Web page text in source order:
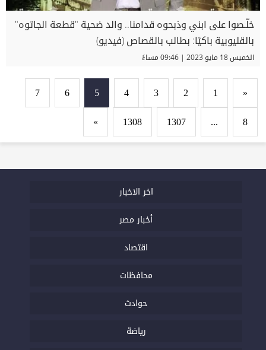
خلّـصوا على ابني وذبحوه قدامنا.. والد ضحية "قطعة الجاتوه"
بالقليوبية باكيًا: بطالب بالقصاص (فيديو)
الخميس 18 مايو 2023 | 09:46 مساءً
«
1
2
3
4
5
6
7
8
...
1307
1308
»
اخر الاخبار
أخبار مصر
اقتصاد
محافظات
حوادث
رياضة